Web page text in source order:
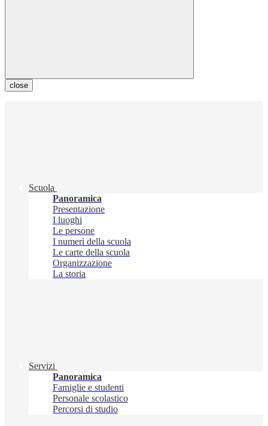
close
Scuola
Panoramica
Presentazione
I luoghi
Le persone
I numeri della scuola
Le carte della scuola
Organizzazione
La storia
Servizi
Panoramica
Famiglie e studenti
Personale scolastico
Percorsi di studio